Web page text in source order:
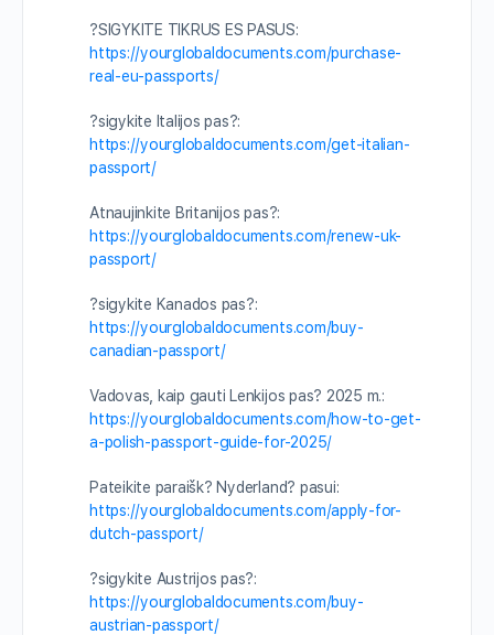
?SIGYKITE TIKRUS ES PASUS:
https://yourglobaldocuments.com/purchase-
real-eu-passports/
?sigykite Italijos pas?:
https://yourglobaldocuments.com/get-italian-
passport/
Atnaujinkite Britanijos pas?:
https://yourglobaldocuments.com/renew-uk-
passport/
?sigykite Kanados pas?:
https://yourglobaldocuments.com/buy-
canadian-passport/
Vadovas, kaip gauti Lenkijos pas? 2025 m.:
https://yourglobaldocuments.com/how-to-get-
a-polish-passport-guide-for-2025/
Pateikite paraišk? Nyderland? pasui:
https://yourglobaldocuments.com/apply-for-
dutch-passport/
?sigykite Austrijos pas?:
https://yourglobaldocuments.com/buy-
austrian-passport/